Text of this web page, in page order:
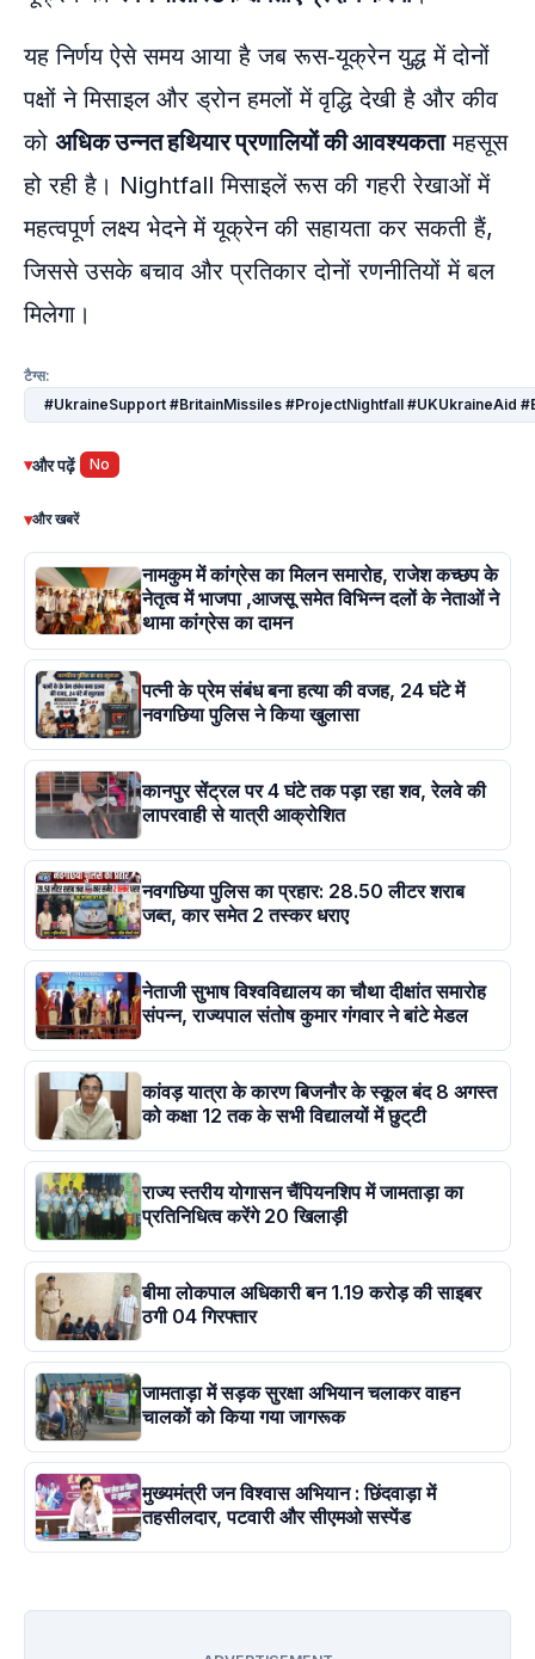
यह निर्णय ऐसे समय आया है जब रूस‑यूक्रेन युद्ध में दोनों
पक्षों ने मिसाइल और ड्रोन हमलों में वृद्धि देखी है और कीव
को अधिक उन्नत हथियार प्रणालियों की आवश्यकतामहसूस
हो रही है। Nightfall मिसाइलें रूस की गहरी रेखाओं में
महत्वपूर्ण लक्ष्य भेदने में यूक्रेन की सहायता कर सकती हैं,
जिससे उसके बचाव और प्रतिकार दोनों रणनीतियों में बल
मिलेगा।
टैग्स:
#UkraineSupport #BritainMissiles #ProjectNightfall #UKUkraineAid
▾और पढ़ें No
▾और खबरें
नामकुम में कांग्रेस का मिलन समारोह, राजेश कच्छप के
नेतृत्व में भाजपा ,आजसू समेत विभिन्न दलों के नेताओं ने
थामा कांग्रेस का दामन
पत्नी के प्रेम संबंध बना हत्या की वजह, 24 घंटे में
नवगछिया पुलिस ने किया खुलासा
कानपुर सेंट्रल पर 4 घंटे तक पड़ा रहा शव, रेलवे की
लापरवाही से यात्री आक्रोशित
नवगछिया पुलिस का प्रहार: 28.50 लीटर शराब
जब्त, कार समेत 2 तस्कर धराए
नेताजी सुभाष विश्वविद्यालय का चौथा दीक्षांत समारोह
संपन्न, राज्यपाल संतोष कुमार गंगवार ने बांटे मेडल
कांवड़ यात्रा के कारण बिजनौर के स्कूल बंद 8 अगस्त
को कक्षा 12 तक के सभी विद्यालयों में छुट्‌टी
राज्य स्तरीय योगासन चैंपियनशिप में जामताड़ा का
प्रतिनिधित्व करेंगे 20 खिलाड़ी
बीमा लोकपाल अधिकारी बन 1.19 करोड़ की साइबर
ठगी 04 गिरफ्तार
जामताड़ा में सड़क सुरक्षा अभियान चलाकर वाहन
चालकों को किया गया जागरूक
मुख्यमंत्री जन विश्वास अभियान : छिंदवाड़ा में
तहसीलदार, पटवारी और सीएमओ सस्पेंड